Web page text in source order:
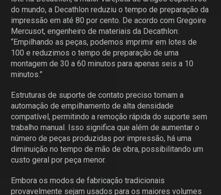
do mundo, a Decathlon reduziu o tempo de preparação da
impressão em até 80 por cento. De acordo com Gregoire
Mercusot, engenheiro de materiais da Decathlon:
“Empilhando as peças, podemos imprimir em lotes de
100 e reduzimos o tempo de preparação de uma
montagem de 30 a 60 minutos para apenas seis a 10
minutos.”
Estruturas de suporte de contato preciso tornam a
automação de empilhamento de alta densidade
compatível, permitindo a remoção rápida do suporte sem
trabalho manual. Isso significa que além de aumentar o
número de peças produzidas por impressão, há uma
diminuição no tempo de mão de obra, possibilitando um
custo geral por peça menor.
Embora os modos de fabricação tradicionais
provavelmente sejam usados ​​para os maiores volumes